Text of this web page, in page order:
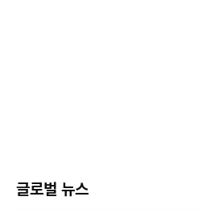
글로벌 뉴스